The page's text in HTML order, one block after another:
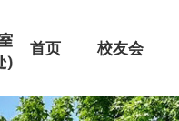
首页 校友会